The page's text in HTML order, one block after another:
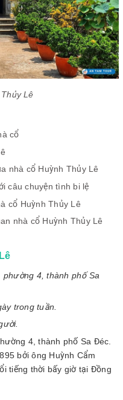
Lê
cổ
nhà cổ Huỳnh Thủy Lê
câu chuyện tình bi lệ
cổ Huỳnh Thủy Lê
nhà cổ Huỳnh Thủy Lê
phường 4, thành phố Sa
trong tuần.
4, thành phố Sa Đéc.
bởi ông Huỳnh Cẩm
tiếng thời bấy giờ tại Đồng